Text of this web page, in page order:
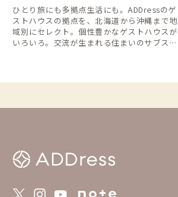
ひとり旅にも多拠点生活にも。ADDressのゲ
ストハウスの拠点を、北海道から沖縄まで地
域別にセレクト。個性豊かなゲストハウスが
いろいろ。交流が生まれる住まいのサブスク